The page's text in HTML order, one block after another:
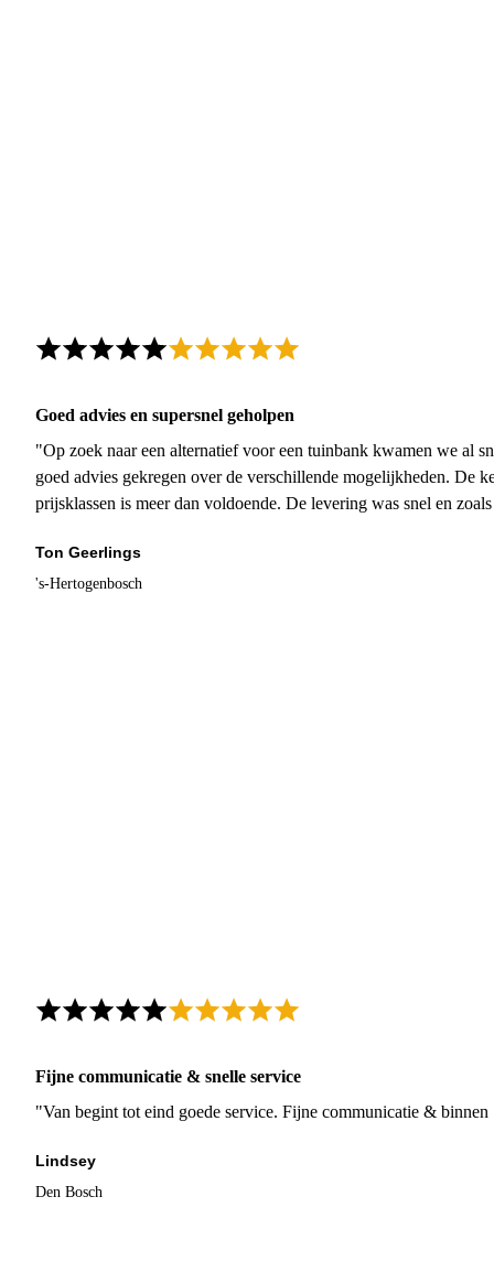
Goed advies en supersnel geholpen
"Op zoek naar een alternatief voor een tuinbank kwamen we al
goed advies gekregen over de verschillende mogelijkheden. De
prijsklassen is meer dan voldoende. De levering was snel en
Ton Geerlings
's-Hertogenbosch
Fijne communicatie & snelle service
"Van begint tot eind goede service. Fijne communicatie &
Lindsey
Den Bosch